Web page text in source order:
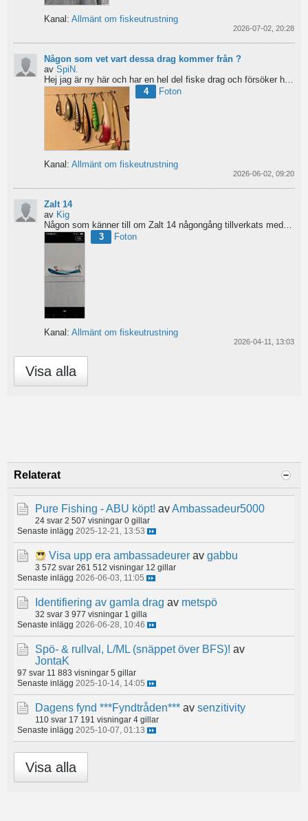
Kanal: Allmänt om fiskeutrustning
2026-07-02, 20:28
Någon som vet vart dessa drag kommer från ?
av SpiN.
4
Foton
Kanal: Allmänt om fiskeutrustning
2026-06-02, 09:20
Zalt 14
av Kig
Någon som känner till om Zalt 14 någongång tillverkats med fenor?
3
Foton
Kanal: Allmänt om fiskeutrustning
2026-04-11, 13:03
Visa alla
Relaterat
Pure Fishing - ABU köpt! avAmbassadeur5000
24 svar 2 507 visningar 0 gillar
Senaste inlägg 2025-12-21, 13:53
Visa upp era ambassadeurer av gabbu
3 572 svar 261 512 visningar 12 gillar
Senaste inlägg 2026-06-03, 11:05
Identifiering av gamla drag av metspö
32 svar 3 977 visningar 1 gilla
Senaste inlägg 2026-06-28, 10:46
Spö- & rullval, L/ML (snäppet över BFS)! av
JontaK
97 svar 11 883 visningar 5 gillar
Senaste inlägg 2025-10-14, 14:05
Dagens fynd ***Fyndtråden*** av senzitivity
110 svar 17 191 visningar 4 gillar
Senaste inlägg 2025-10-07, 01:13
Visa alla